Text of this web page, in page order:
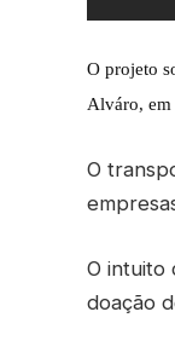
O projeto
Alváro, em
O
O intuito
doação